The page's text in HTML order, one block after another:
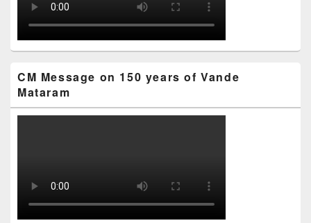
CM Message on 150 years of Vande
Mataram